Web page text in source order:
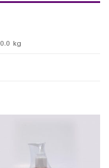
0.0 kg